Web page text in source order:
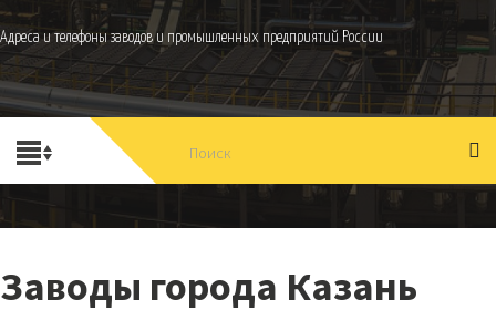
Адреса и телефоны заводов и промышленных предприятий России
Заводы города Казань